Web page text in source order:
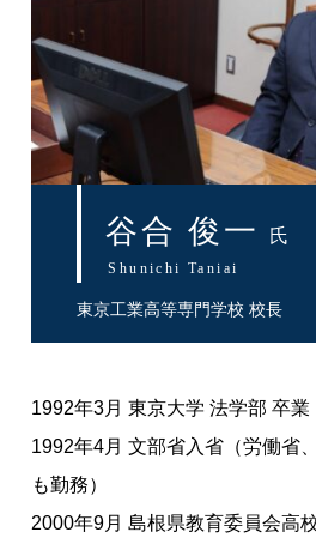
谷合 俊一 氏
Shunichi Taniai
東京工業高等専門学校 校長
1992年3月 東京大学 法学部 卒業
1992年4月 文部省入省（労働省
も勤務）
2000年9月 島根県教育委員会高